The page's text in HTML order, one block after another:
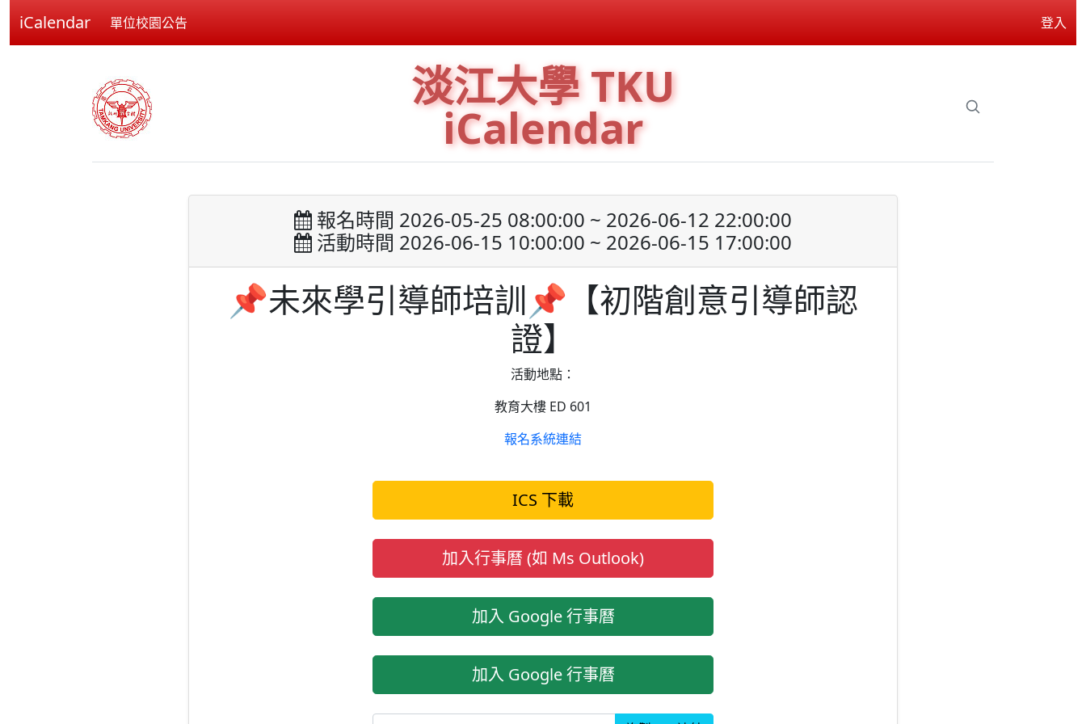
iCalendar 單位校園公告 登入
淡江大學 TKU
iCalendar
報名時間 2026-05-25 08:00:00 ~ 2026-06-12 22:00:00
活動時間 2026-06-15 10:00:00 ~ 2026-06-15 17:00:00
📌未來學引導師培訓📌【初階創意引導師認
證】
活動地點：
教育大樓 ED 601
報名系統連結
ICS 下載
加入行事曆 (如 Ms Outlook)
加入 Google 行事曆
加入 Google 行事曆